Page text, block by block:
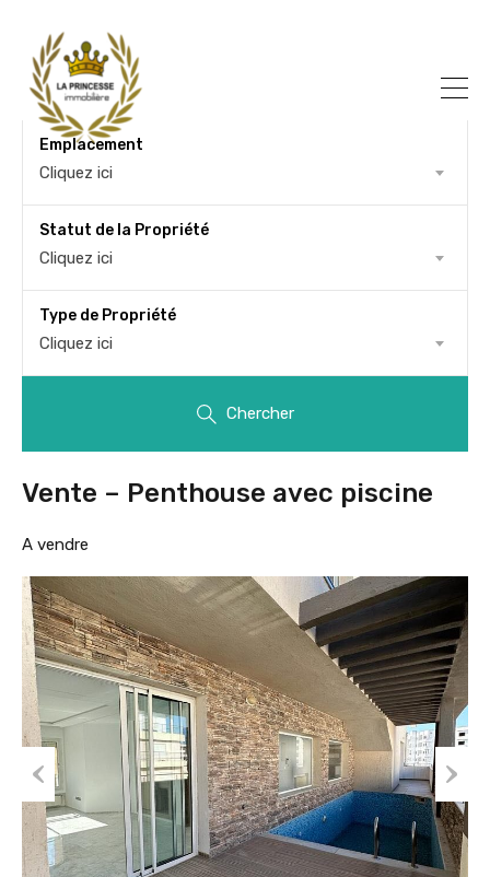
Emplacement
Cliquez ici
Statut de la Propriété
Cliquez ici
Type de Propriété
Cliquez ici
Chercher
Vente – Penthouse avec piscine
A vendre
Prev
ious
Nex
t